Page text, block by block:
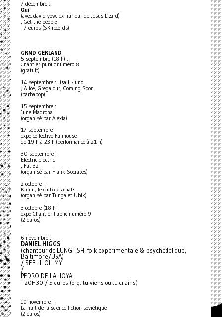
7 décembre :
Qui
(avec david yow, ex-hurleur de Jesus Lizard)
, Get the people
- 7 euros (SK records)
GRND GERLAND
5 septembre (18 h) :
Chantier public numéro 8
(gratuit)
14 septembre : Lisa Li-lund
, Alice, Gregaldur, Coming Soon
(barbapop)
15 septembre :
June Madrona
(organisé par Alexia)
17 septembre :
expo collective Funhouse
de 19 h à 23 h (performance à 21 h)
30 septembre :
Electric electric
, Fat 32
(organisé par Frank Socrates)
2 octobre :
Kiiiiiii, le club des chats
(organisé par Tringa et Ubik)
3 octobre (18 h) :
expo Chantier Public numéro 9
(2 euros)
6 novembre :
DANIEL HIGGS
(chanteur de LUNGFISH! folk expérimentale & psychédélique,
Baltimore/USA)
/ SEE HI OH MY
/
PEDRO DE LA HOYA
- 20H30 / 5 euros (org. tu viens ou tu crains)
10 novembre :
La nuit de la science-fiction soviétique
(2 euros)